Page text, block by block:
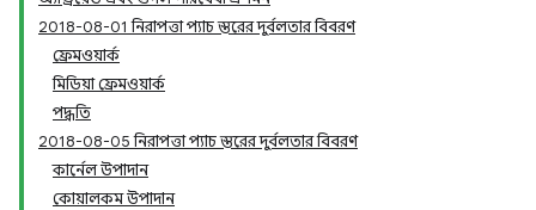
2018-08-01 নিরাপত্তা প্যাচ স্তরের দুর্বলতার বিবরণ
ফ্রেমওয়ার্ক
মিডিয়া ফ্রেমওয়ার্ক
পদ্ধতি
2018-08-05 নিরাপত্তা প্যাচ স্তরের দুর্বলতার বিবরণ
কার্নেল উপাদান
কোয়ালকম উপাদান